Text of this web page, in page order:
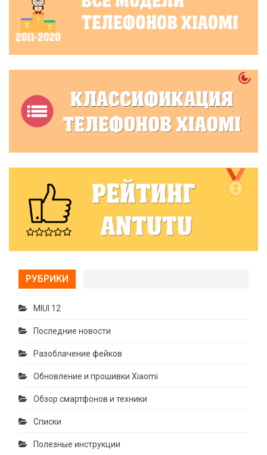
РУБРИКИ
MIUI 12
Последние новости
Разоблачение фейков
Обновление и прошивки Xiaomi
Обзор смартфонов и техники
Списки
Полезные инструкции